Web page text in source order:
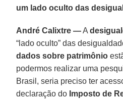
um lado oculto das
André Calixtre —A
“lado oculto” das
dados sobre patrimônio
podermos realizar uma
Brasil, seria preciso ter
declaração do Imposto de